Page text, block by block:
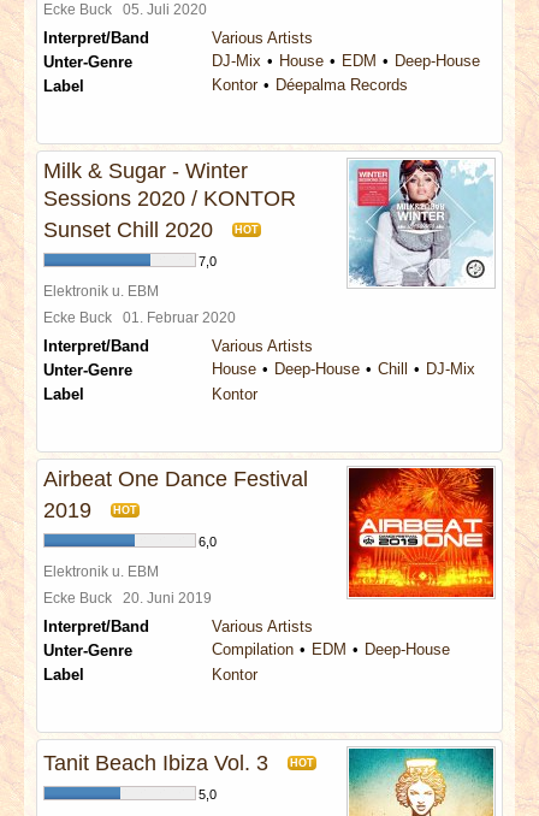
Ecke Buck 05. Juli 2020
Interpret/Band
Various Artists
Unter-Genre
DJ-Mix House EDM
Deep-House
Label
Kontor Déepalma Records
Milk & Sugar - Winter
Sessions 2020 / KONTOR
Sunset Chill 2020
HOT
7,0
Elektronik u. EBM
Ecke Buck 01. Februar 2020
Interpret/Band
Various Artists
Unter-Genre
House Deep-House Chill
DJ-Mix
Label
Kontor
Airbeat One Dance Festival
2019
HOT
6,0
Elektronik u. EBM
Ecke Buck 20. Juni 2019
Interpret/Band
Various Artists
Unter-Genre
Compilation EDM
Deep-House
Label
Kontor
Tanit Beach Ibiza Vol. 3 HOT
5,0